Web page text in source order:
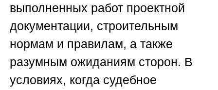
выполненных работ проектной
документации, строительным
нормам и правилам, а также
разумным ожиданиям сторон. В
условиях, когда судебное